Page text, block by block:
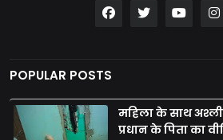
POPULAR POSTS
महिला के साथ
प्रधान के पिता का